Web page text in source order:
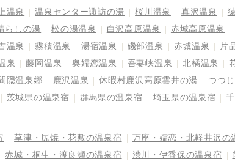
温泉 温泉センター諏訪の湯 桜川温泉 真沢温泉
らしの湯 松の湯温泉 白沢高原温泉 赤城高原温泉
温泉 霧積温泉 湯宿温泉 磯部温泉 赤城温泉 片
泉 藤岡温泉 奥嬬恋温泉 吾妻峡温泉 北橘温泉
隠温泉郷 鹿沢温泉 休暇村鹿沢高原雲井の湯 つつ
茨城県の温泉宿 群馬県の温泉宿 埼玉県の温泉宿
草津・尻焼・花敷の温泉宿 万座・嬬恋・北軽井沢の
赤城・桐生・渡良瀬の温泉宿 渋川・伊香保の温泉宿